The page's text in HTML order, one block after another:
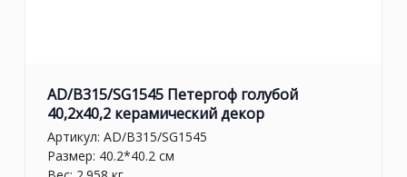
AD/B315/SG1545 Петергоф голубой
40,2x40,2 керамический декор
Артикул: AD/B315/SG1545
Размер: 40.2*40.2 см